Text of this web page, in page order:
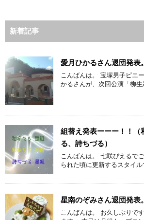
新着記事
愛月ひかるさん退団発表。
こんばんは。 宝塚男子ピエ
かるさんが、次回公演「柳
組替え発表ーーー！！（
る、詩ちづる）
こんばんは。 七咲ぴえるで
られた頃に更新するスタイ
星南のぞみさん退団発表。
こんばんは。 お久しぶりで